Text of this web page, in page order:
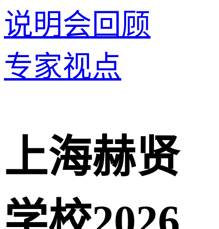
说明会回顾
专家视点
上海赫贤